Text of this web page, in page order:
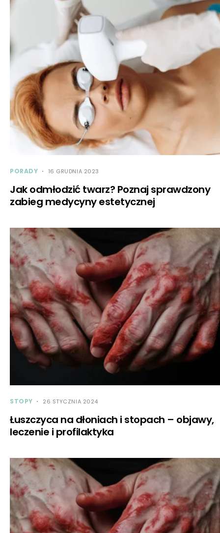
PORADY 16 GRUDNIA 2023
Jak odmłodzić twarz? Poznaj sprawdzony
zabieg medycyny estetycznej
STOPY 26 STYCZNIA 2024
Łuszczyca na dłoniach i stopach – objawy,
leczenie i profilaktyka